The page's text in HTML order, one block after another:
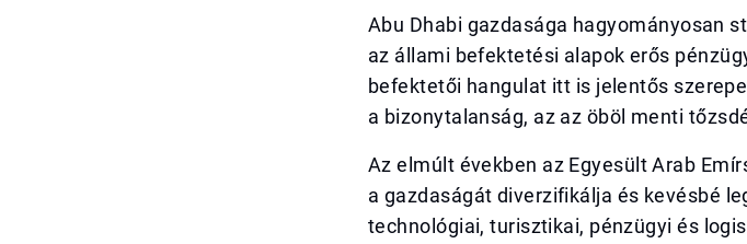
Abu Dhabi gazdasága hagyományosan
az állami befektetési alapok erős
befektetői hangulat itt is jelentős
a bizonytalanság, az az öböl menti
Az elmúlt években az Egyesült Arab
a gazdaságát diverzifikálja és kevésbé
technológiai, turisztikai, pénzügyi és